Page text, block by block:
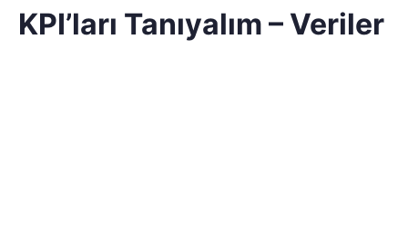
KPI’ları Tanıyalım – Veriler